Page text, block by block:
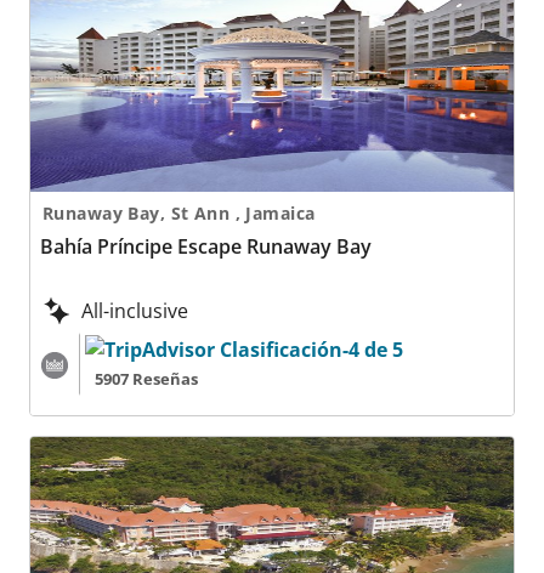
Runaway Bay, St Ann , Jamaica
Bahía Príncipe Escape Runaway Bay
All-inclusive
5907 Reseñas
Bahía Príncipe Escape Samaná